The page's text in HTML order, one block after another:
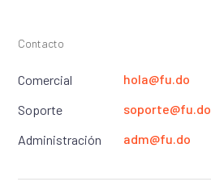
Contacto
Comercial
hola@fu.do
Soporte
soporte@fu.do
Administración
adm@fu.do